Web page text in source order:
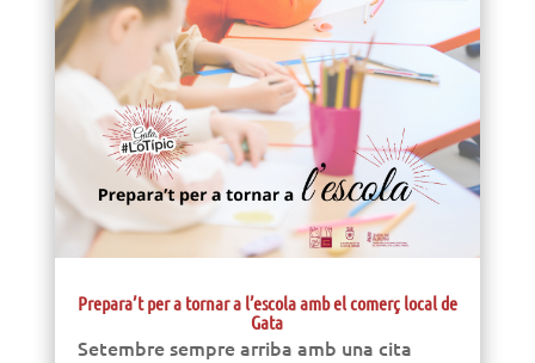
Prepara’t per a tornar a l’escola amb el comerç local de
Gata
Setembre sempre arriba amb una cita